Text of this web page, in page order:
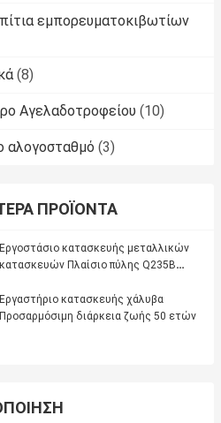
εμπορευματοκιβωτίων
(8)
Αγελαδοτροφείου (10)
αλογοσταθμό (3)
ΠΡΟΪΌΝΤΑ
Εργοστάσιο κατασκευής μεταλλικών
κατασκευών Πλαίσιο πύλης Q235B
Εργαστήριο κατασκευής χάλυβα
Προσαρμόσιμη διάρκεια ζωής 50 ετών